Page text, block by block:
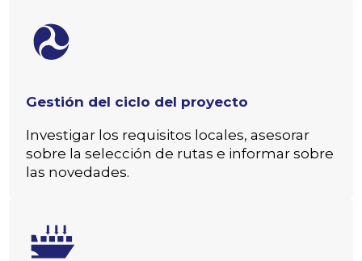
Gestión del ciclo del proyecto
Investigar los requisitos locales, asesorar
sobre la selección de rutas e informar sobre
las novedades.